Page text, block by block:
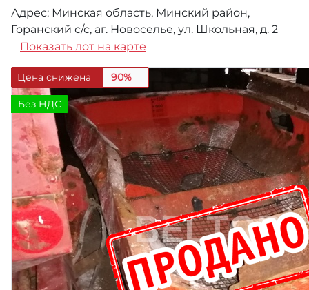
Адрес: Минская область, Минский район,
Горанский с/с, аг. Новоселье, ул. Школьная, д. 2
Показать лот на карте
Цена снижена 90%
Без НДС